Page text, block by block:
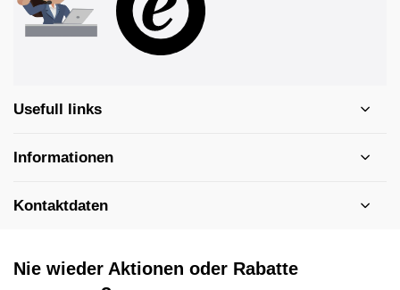
Usefull links
Informationen
Kontaktdaten
Nie wieder Aktionen oder Rabatte